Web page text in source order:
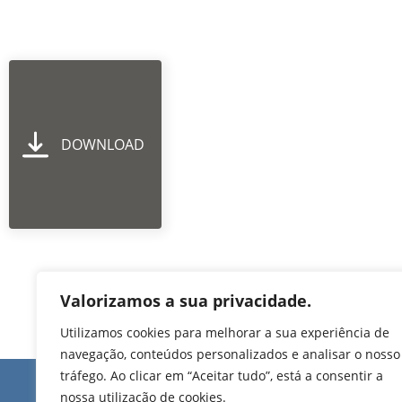
Valorizamos a sua privacidade.
Utilizamos cookies para melhorar a sua experiência de
navegação, conteúdos personalizados e analisar o nosso
tráfego. Ao clicar em “Aceitar tudo”, está a consentir a
nossa utilização de cookies.
DOWNLOAD
Edifício de Jovim